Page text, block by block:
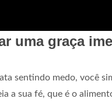
uma graça
sentindo medo, você
a sua fé, que é o